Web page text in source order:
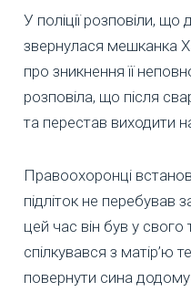
У поліції розповіли,
звернулася мешканка
про зникнення її
розповіла, що після
та перестав виходити
Правоохоронці
підліток не перебував
цей час він був у
спілкувався з матір’ю
повернути сина